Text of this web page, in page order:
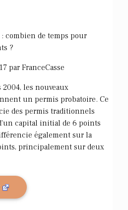
combien de temps pour
?
par FranceCasse
les nouveaux
un permis probatoire. Ce
des permis traditionnels
capital initial de 6 points
également sur la
principalement sur deux